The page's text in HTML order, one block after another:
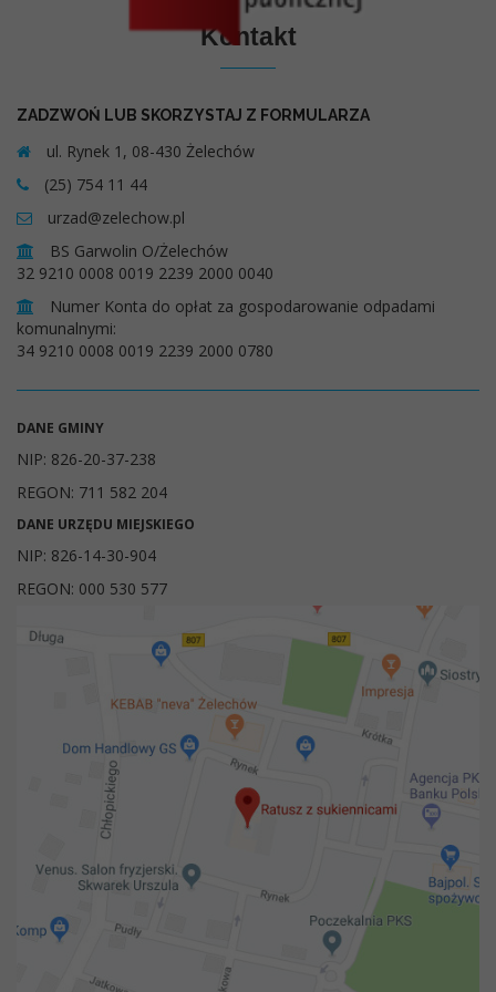
Kontakt
ZADZWOŃ LUB SKORZYSTAJ Z FORMULARZA
ul. Rynek 1, 08-430 Żelechów
(25) 754 11 44
urzad@zelechow.pl
BS Garwolin O/Żelechów
32 9210 0008 0019 2239 2000 0040
Numer Konta do opłat za gospodarowanie odpadami
komunalnymi:
34 9210 0008 0019 2239 2000 0780
DANE GMINY
NIP: 826-20-37-238
REGON: 711 582 204
DANE URZĘDU MIEJSKIEGO
NIP: 826-14-30-904
REGON: 000 530 577